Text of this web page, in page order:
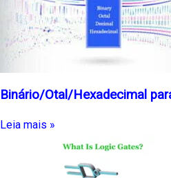
Binário/Otal/Hexadecimal
Leia mais »